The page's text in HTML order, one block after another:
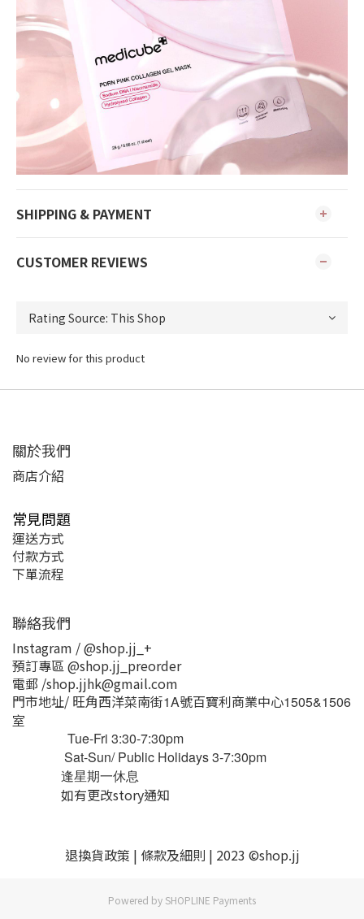
SHIPPING & PAYMENT
CUSTOMER REVIEWS
No review for this product
關於我們
商店介紹
常見問題
運送方式
付款方式
下單流程
聯絡我們
Instagram / @shop.jj_+
預訂專區 @shop.jj_preorder
電郵 /shop.jjhk@gmail.com
門市地址/ 旺角西洋菜南街1A號百寶利商業中心1505&1506
室
Tue-Fri 3:30-7:30pm
Sat-Sun/ Public Holidays 3-7:30pm
逢星期一休息
如有更改story通知
退換貨政策 | 條款及細則 | 2023 ©shop.jj
Powered by SHOPLINE Payments